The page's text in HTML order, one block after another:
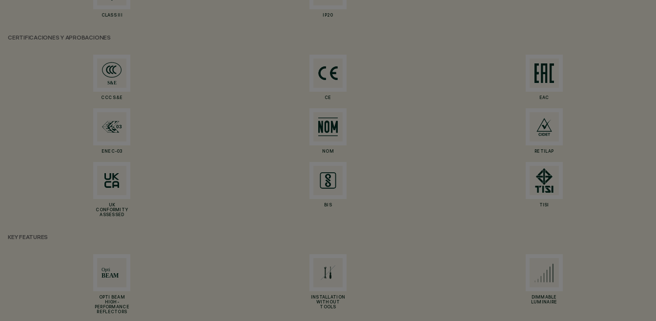
CLASS III IP20
CERTIFICACIONES Y APROBACIONES
CCC S&E CE EAC
ENEC-03 NOM RETILAP
UK
CONFORMITY
ASSESSED
BIS TISI
KEY FEATURES
OPTI BEAM
HIGH-
PERFORMANCE
REFLECTORS
INSTALLATION
WITHOUT
TOOLS
DIMMABLE
LUMINAIRE